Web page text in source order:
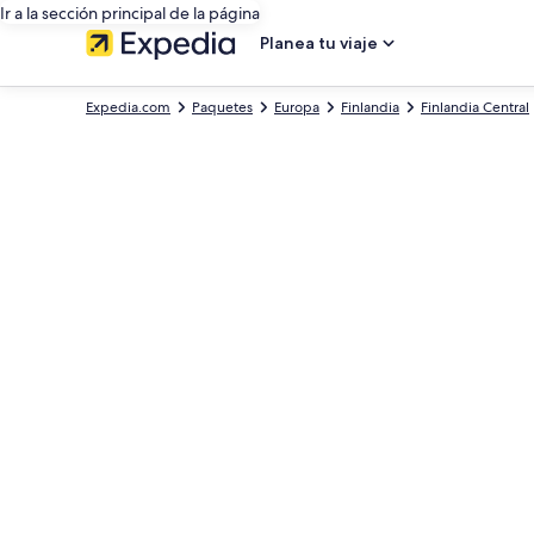
Ir a la sección principal de la página
Planea tu viaje
Finlandia Central
Finlandia
Europa
Paquetes
Expedia.com